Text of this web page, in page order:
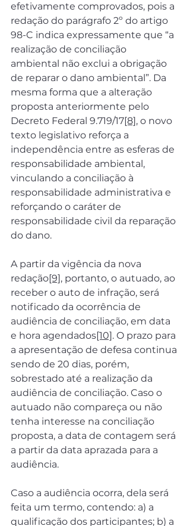
efetivamente comprovados, pois a
redação do parágrafo 2º do artigo
98-C indica expressamente que “a
realização de conciliação
ambiental não exclui a obrigação
de reparar o dano ambiental”. Da
mesma forma que a alteração
proposta anteriormente pelo
Decreto Federal 9.719/17[8], o novo
texto legislativo reforça a
independência entre as esferas de
responsabilidade ambiental,
vinculando a conciliação à
responsabilidade administrativa e
reforçando o caráter de
responsabilidade civil da reparação
do dano.
A partir da vigência da nova
redação[9], portanto, o autuado, ao
receber o auto de infração, será
notificado da ocorrência de
audiência de conciliação, em data
e hora agendados[10]. O prazo para
a apresentação de defesa continua
sendo de 20 dias, porém,
sobrestado até a realização da
audiência de conciliação. Caso o
autuado não compareça ou não
tenha interesse na conciliação
proposta, a data de contagem será
a partir da data aprazada para a
audiência.
Caso a audiência ocorra, dela será
feita um termo, contendo: a) a
qualificação dos participantes; b) a